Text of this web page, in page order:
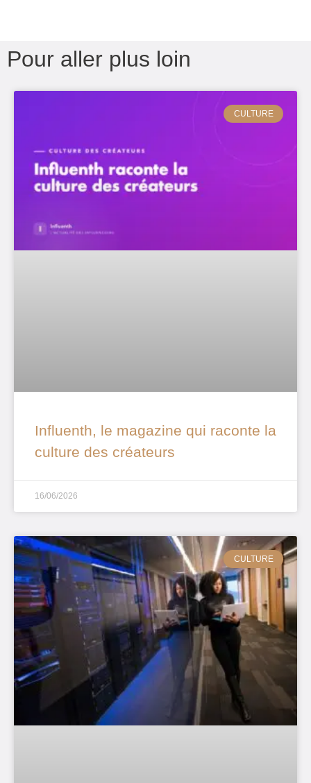
Pour aller plus loin
CULTURE
Influenth, le magazine qui raconte la
culture des créateurs
16/06/2026
CULTURE